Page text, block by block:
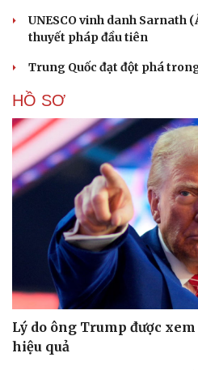
Cải chính
UNESCO vinh danh Sarnath
thuyết pháp đầu tiên
Trung Quốc đạt đột phá
HỒ SƠ
Lý do ông Trump được
hiệu quả